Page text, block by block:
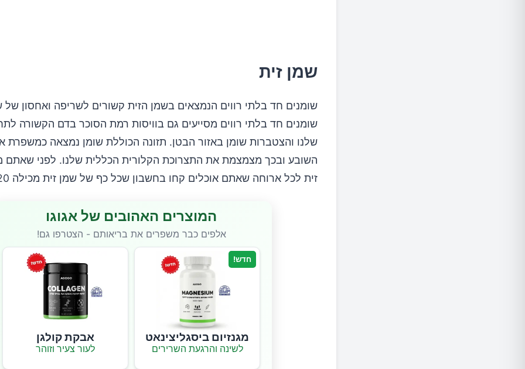
שמן זית
שומנים חד בלתי רווים הנמצאים בשמן הזית קשורים לשריפה ואחסון של
שומנים חד בלתי רווים מסייעים גם בוויסות רמת הסוכר בדם הקשורה
שלנו והצטברות שומן באזור הבטן. תזונה הכוללת שומן נמצאה
השובע ובכך מצמצמת את התצרוכת הקלורית הכללית שלנו. לפני שאתם
זית לכל ארוחה שאתם אוכלים קחו בחשבון שכל כף של שמן זית מכילה 120 קלוריות.
המוצרים האהובים של אגוגו
אלפים כבר משפרים את בריאותם - הצטרפו גם!
חדש!
מגנזיום ביסגליצינאט
לשינה והרגעת השרירים
אבקת קולגן
לעור צעיר וזוהר